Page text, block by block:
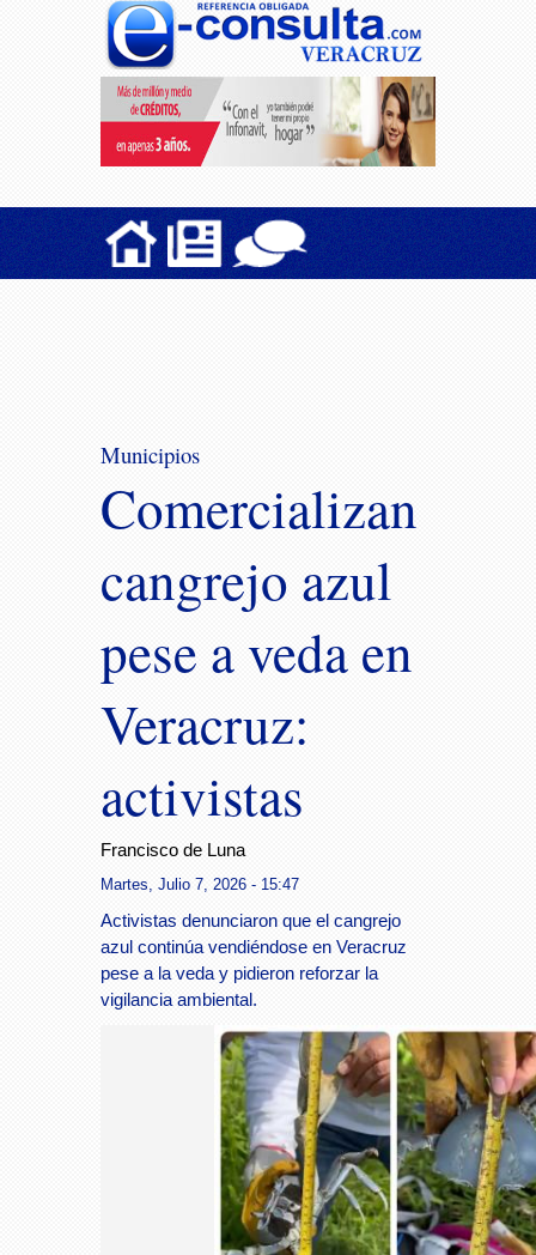
Municipios
Comercializan
cangrejo azul
pese a veda en
Veracruz:
activistas
Francisco de Luna
Martes, Julio 7, 2026 - 15:47
Activistas denunciaron que el cangrejo
azul continúa vendiéndose en Veracruz
pese a la veda y pidieron reforzar la
vigilancia ambiental.